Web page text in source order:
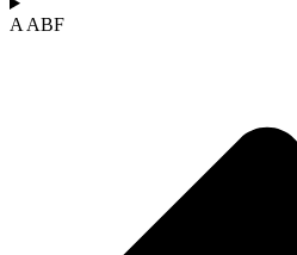
A ABF